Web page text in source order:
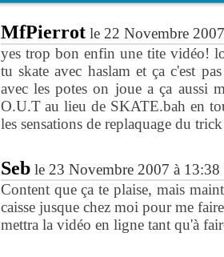
MfPierrotle 22 Novembre
yes trop bon enfin une tite vidéo!
tu skate avec haslam et ça c'est
avec les potes on joue a ça aussi
O.U.T au lieu de SKATE.bah en
les sensations de replaquage du
Seble 23 Novembre 2007 à 13:38
Content que ça te plaise, mais
caisse jusque chez moi pour me
mettra la vidéo en ligne tant qu'à